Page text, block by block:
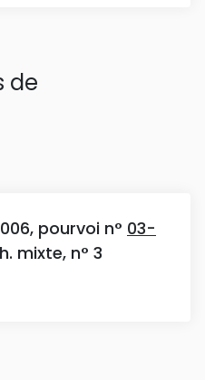
de
pourvoi n° 03-
mixte, n° 3